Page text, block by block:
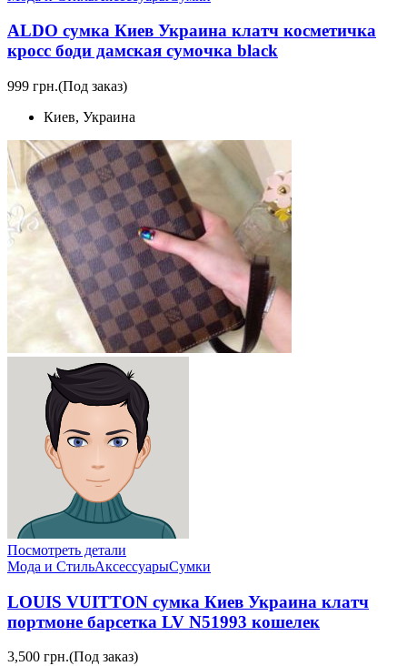
ALDO сумка Киев Украина клатч косметичка
кросс боди дамская сумочка black
999 грн.(Под заказ)
Киев, Украина
Посмотреть детали
Мода и СтильАксессуарыСумки
LOUIS VUITTON сумка Киев Украина клатч
портмоне барсетка LV N51993 кошелек
3,500 грн.(Под заказ)